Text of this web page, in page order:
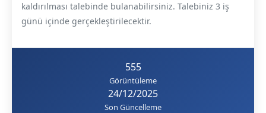
kaldırılması talebinde bulanabilirsiniz. Talebiniz 3 iş
günü içinde gerçekleştirilecektir.
555
Görüntüleme
24/12/2025
Son Güncelleme